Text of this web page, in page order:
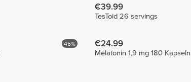
€39.99
TesToid 26 servings
45% €24.99
Melatonin 1,9 mg 180 Kapseln